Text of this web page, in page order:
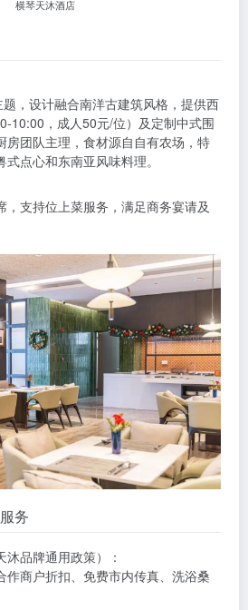
横琴天沐酒店
题，设计融合南洋古建筑风格，提供西
10:00，成人50元/位）及定制中式围
房团队主理，食材源自自有农场，特
点心和东南亚风味料理。
，支持位上菜服务，满足商务宴请及
务
沐品牌通用政策）：
作商户折扣、免费市内传真、洗浴桑